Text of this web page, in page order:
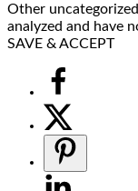
Other
analyzed and have
SAVE & ACCEPT